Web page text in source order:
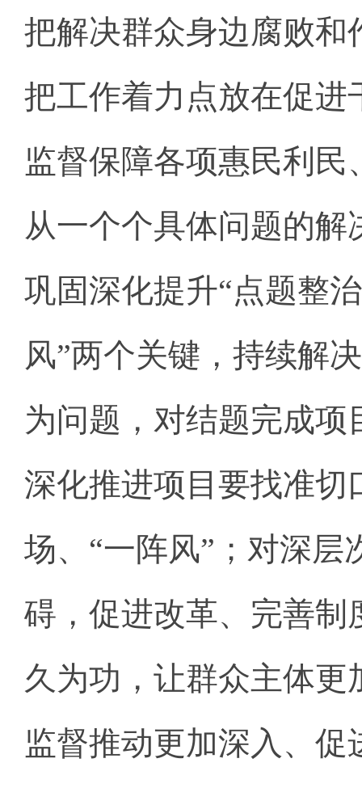
把解决群众身边腐败和
把工作着力点放在促进
监督保障各项惠民利
从一个个具体问题的
巩固深化提升“点题整
风”两个关键，持续解
为问题，对结题完成
深化推进项目要找准切
场、“一阵风”；对深
碍，促进改革、完善制
久为功，让群众主体
监督推动更加深入、